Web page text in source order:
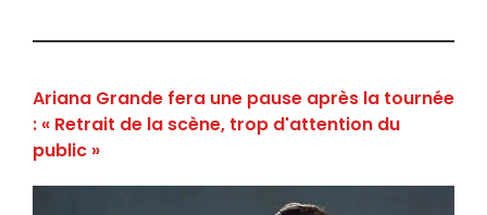
Ariana Grande fera une pause après la tournée
: « Retrait de la scène, trop d'attention du
public »